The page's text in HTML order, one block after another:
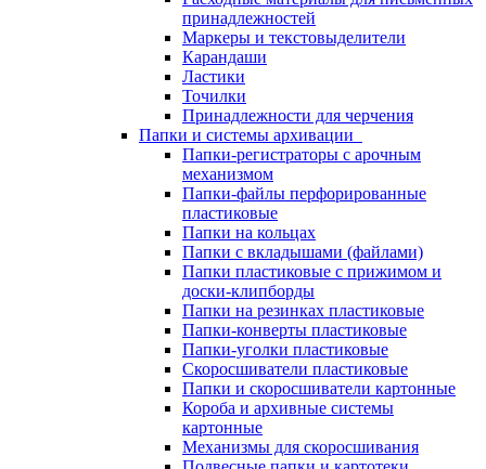
принадлежностей
Маркеры и текстовыделители
Карандаши
Ластики
Точилки
Принадлежности для черчения
Папки и системы архивации
Папки-регистраторы с арочным
механизмом
Папки-файлы перфорированные
пластиковые
Папки на кольцах
Папки с вкладышами (файлами)
Папки пластиковые с прижимом и
доски-клипборды
Папки на резинках пластиковые
Папки-конверты пластиковые
Папки-уголки пластиковые
Скоросшиватели пластиковые
Папки и скоросшиватели картонные
Короба и архивные системы
картонные
Механизмы для скоросшивания